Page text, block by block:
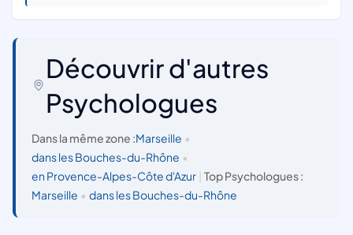
Découvrir d'autres
Psychologues
Dans la même zone :Marseille •
dans les Bouches-du-Rhône •
en Provence-Alpes-Côte d'Azur
Top Psychologues :
Marseille • dans les Bouches-du-Rhône